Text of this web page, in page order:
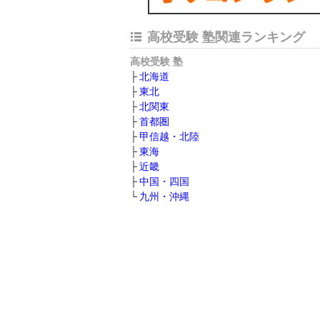
高校受験 塾関連ランキング
高校受験 塾
北海道
東北
北関東
首都圏
甲信越・北陸
東海
近畿
中国・四国
九州・沖縄